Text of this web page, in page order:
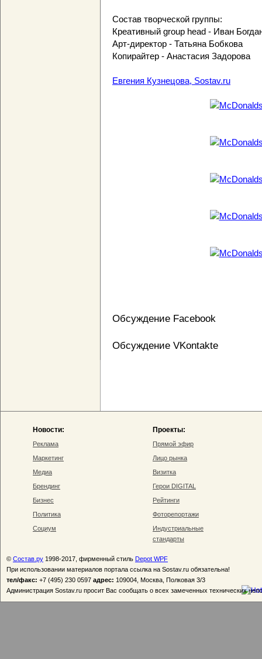
Состав творческой группы:
Креативный group head - Иван
Арт-директор - Татьяна Бобкова
Копирайтер - Анастасия Задорова
Евгения Кузнецова, Sostav.ru
Обсуждение Facebook
Обсуждение VKontakte
Новости:
Реклама
Маркетинг
Медиа
Брендинг
Бизнес
Политика
Социум
Проекты:
Прямой эфир
Лицо рынка
Визитка
Герои DIGITAL
Рейтинги
Фоторепортажи
Индустриальные
стандарты
© Состав.ру 1998-2017, фирменный стиль Depot WPF
При использовании материалов портала ссылка на Sostav.ru обязательна!
тел/факс: +7 (495) 230 0597 адрес: 109004, Москва, Полковая 3/3
Администрация Sostav.ru просит Вас сообщать о всех замеченных технических